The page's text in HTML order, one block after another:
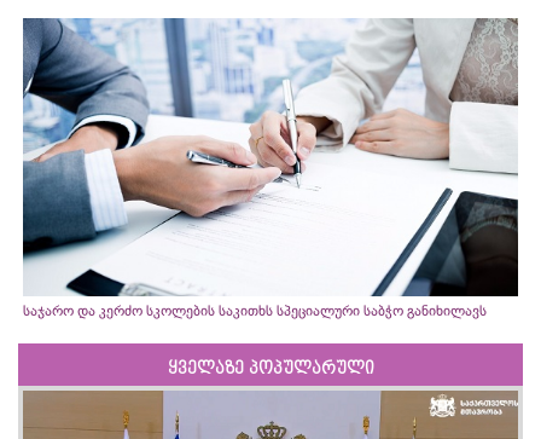
საჯარო და კერძო სკოლების საკითხს სპეციალური საბჭო განიხილავს
ყველაზე პოპულარული